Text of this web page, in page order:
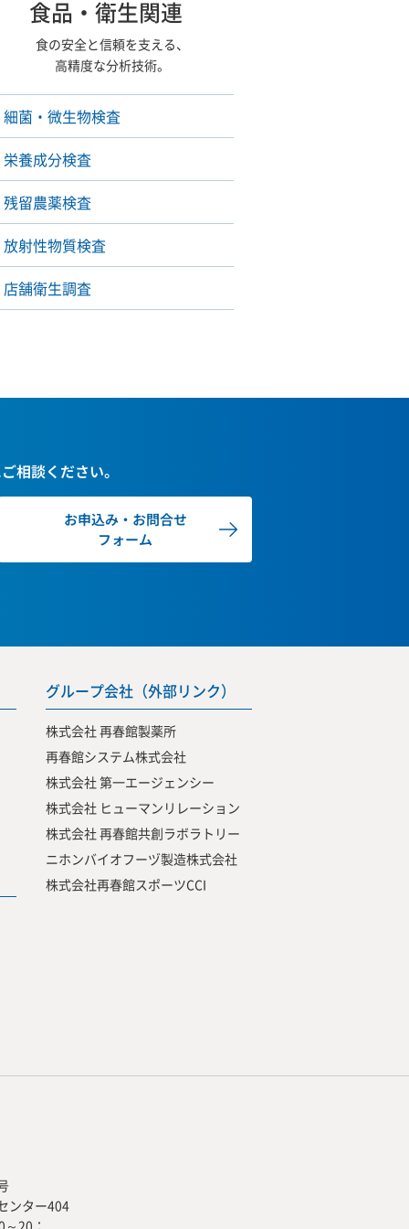
食品・衛生関連
食の安全と信頼を支える、
高精度な分析技術。
細菌・微生物検査
栄養成分検査
残留農薬検査
放射性物質検査
店舗衛生調査
相談ください。
お申込み・お問合せ
フォーム
グループ会社（外部リンク）
株式会社 再春館製薬所
再春館システム株式会社
株式会社 第一エージェンシー
株式会社 ヒューマンリレーション
株式会社 再春館共創ラボラトリー
ニホンバイオフーヅ製造株式会社
株式会社再春館スポーツCCI
ンター404